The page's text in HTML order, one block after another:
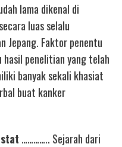
lama dikenal di
luas selalu
Jepang. Faktor penentu
penelitian yang telah
banyak sekali khasiat
buat kanker
………….. Sejarah dari